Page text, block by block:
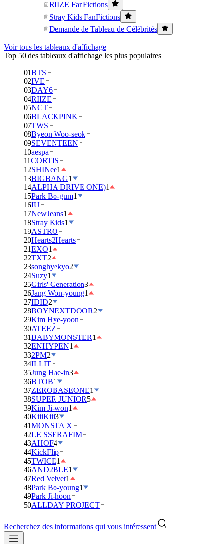
RIIZE FanFictions
Stray Kids FanFictions
Demande de Tableau de Célébrités
Voir tous les tableaux d'affichage
Top 50 des tableaux d'affichage les plus populaires
01BTS
02IVE
03DAY6
04RIIZE
05NCT
06BLACKPINK
07TWS
08Byeon Woo-seok
09SEVENTEEN
10aespa
11CORTIS
12SHINee1
13BIGBANG1
14ALPHA DRIVE ONE)1
15Park Bo-gum1
16IU
17NewJeans1
18Stray Kids1
19ASTRO
20Hearts2Hearts
21EXO1
22TXT2
23songhyekyo2
24Suzy1
25Girls' Generation3
26Jang Won-young1
27IDID2
28BOYNEXTDOOR2
29Kim Hye-yoon
30ATEEZ
31BABYMONSTER1
32ENHYPEN1
332PM2
34ILLIT
35Jung Hae-in3
36BTOB1
37ZEROBASEONE1
38SUPER JUNIOR5
39Kim Ji-won1
40KiiiKiii3
41MONSTA X
42LE SSERAFIM
43AHOF4
44KickFlip
45TWICE1
46AND2BLE1
47Red Velvet1
48Park Bo-young1
49Park Ji-hoon
50ALLDAY PROJECT
Recherchez des informations qui vous intéressent